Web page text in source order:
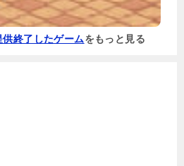
供終了したゲームをもっと見る